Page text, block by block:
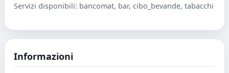
Servizi disponibili: bancomat, bar, cibo_bevande, tabacchi
Informazioni